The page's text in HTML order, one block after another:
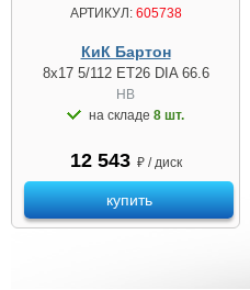
АРТИКУЛ:605738
КиК Бартон
8x17 5/112 ET26 DIA 66.6
HB
на складе 8 шт.
12 543 ₽ / диск
купить